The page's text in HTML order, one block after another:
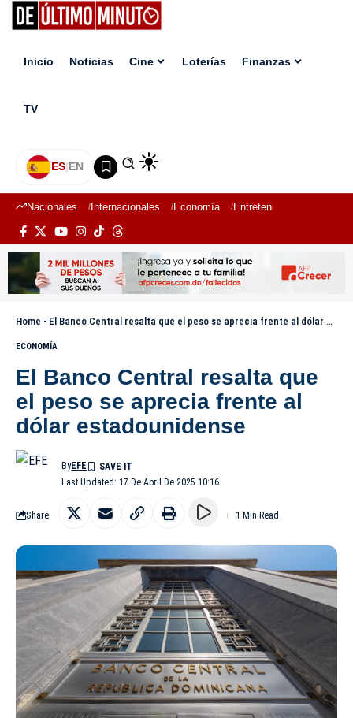
Inicio Noticias Cine Loterías Finanzas
TV
ES|EN
Nacionales Internacionales Economía Entretenimiento
Home - El Banco Central resalta que el peso se aprecia frente al dólar estadounidense
ECONOMÍA
El Banco Central resalta que
el peso se aprecia frente al
dólar estadounidense
Last Updated: 17 De Abril De 2025 10:16
ByEFE
Share 1 Min Read